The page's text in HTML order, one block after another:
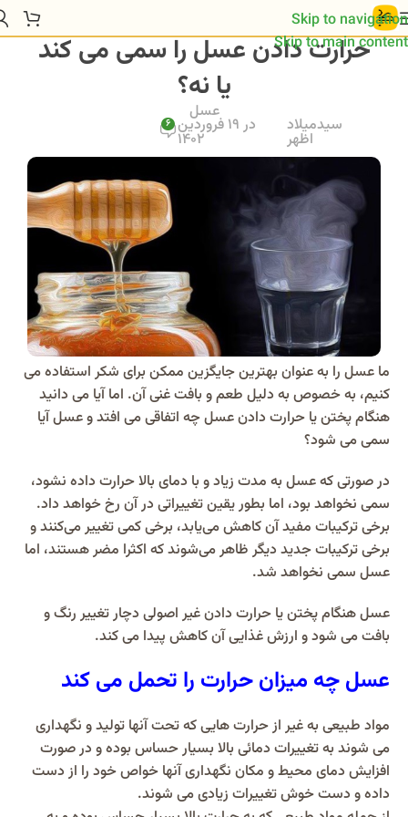
Skip to navigation
Skip to main content
حرارت دادن عسل را سمی می کند
یا نه؟
عسل
سیدمیلاد
اظهر
در 19 فروردین
1402
6
ما عسل را به عنوان بهترین جایگزین ممکن برای شکر استفاده می
کنیم، به خصوص به دلیل طعم و بافت غنی آن. اما آیا می دانید
هنگام پختن یا حرارت دادن عسل چه اتفاقی می افتد و عسل آیا
سمی می شود؟
در صورتی که عسل به مدت زیاد و با دمای بالا حرارت داده نشود،
سمی نخواهد بود، اما بطور یقین تغییراتی در آن رخ خواهد داد.
برخی ترکیبات مفید آن کاهش می‌یابد، برخی کمی تغییر می‌کنند و
برخی ترکیبات جدید دیگر ظاهر می‌شوند که اکثرا مضر هستند، اما
عسل سمی نخواهد شد.
عسل هنگام پختن یا حرارت دادن غیر اصولی دچار تغییر رنگ و
بافت می شود و ارزش غذایی آن کاهش پیدا می کند.
عسل چه میزان حرارت را تحمل می کند
مواد طبیعی به غیر از حرارت هایی که تحت آنها تولید و نگهداری
می شوند به تغییرات دمائی بالا بسیار حساس بوده و در صورت
افزایش دمای محیط و مکان نگهداری آنها خواص خود را از دست
داده و دست خوش تغییرات زیادی می شوند.